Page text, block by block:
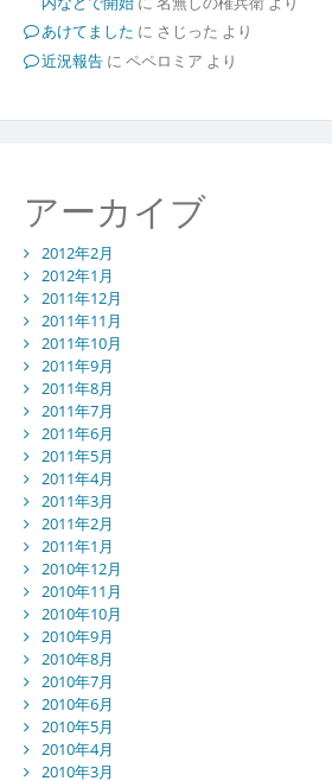
あけてました に さじった より
近況報告に ペペロミア より
アーカイブ
2012年2月
2012年1月
2011年12月
2011年11月
2011年10月
2011年9月
2011年8月
2011年7月
2011年6月
2011年5月
2011年4月
2011年3月
2011年2月
2011年1月
2010年12月
2010年11月
2010年10月
2010年9月
2010年8月
2010年7月
2010年6月
2010年5月
2010年4月
2010年3月